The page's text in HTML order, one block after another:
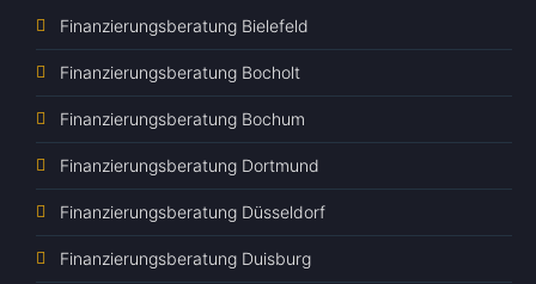
Finanzierungsberatung Bielefeld
Finanzierungsberatung Bocholt
Finanzierungsberatung Bochum
Finanzierungsberatung Dortmund
Finanzierungsberatung Düsseldorf
Finanzierungsberatung Duisburg